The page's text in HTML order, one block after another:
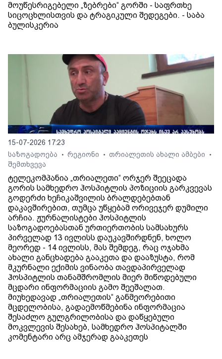
მოუწესრიგებელი „ზებრები“ გორში - საფრთხე
სიცოცხლისთვის და ტრაგიკული შედეგები. - საბა
ბულისკერია
15-07-2026 17:23
საზოგადოება
• რეგიონი • თრიალეთის ახალი ამბები •
შემთხვევა
ტელეკომპანია „თრიალეთი“ ორჯერ შეეცადა
გორის სამხედრო ჰოსპიტლის პოზიციის გარკვევას
გოდერძი ხეჩიკაშვილის ბრალდებებთან
დაკავშირებით, თუმცა უწყებამ ორივეჯერ დუმილი
არჩია. ჟურნალისტები ჰოსპიტლის
საზოგადოებასთან ურთიერთობის სამსახურს
პირველად 13 ივლისს დაუკავშირდნენ, ხოლო
მეორედ - 14 ივლისს, მას შემდეგ, რაც ოჯახმა
ახალი განცხადება გააკეთა და დააზუსტა, რომ
მკურნალი ექიმის ვინაობა თავდაპირველად
ჰოსპიტლის თანამშრომლის მიერ მიწოდებული
მცდარი ინფორმაციის გამო შეეშალათ.
მიუხედავად „თრიალეთის“ განმეორებითი
მცდელობისა, გადაემოწმებინა ინფორმაცია
შესაძლო გულგრილობისა და დაწყებული
მოკვლევის შესახებ, სამხედრო ჰოსპიტალში
კომენტარი არც ამჯერად გააკეთეს